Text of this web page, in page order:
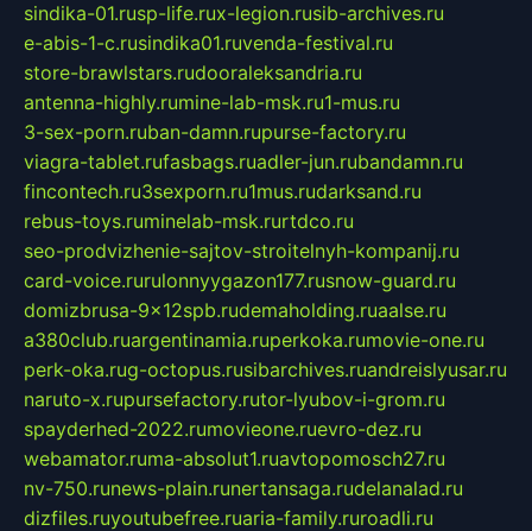
sindika-01.rusp-life.rux-legion.rusib-archives.ru
e-abis-1-c.rusindika01.ruvenda-festival.ru
store-brawlstars.rudooraleksandria.ru
antenna-highly.rumine-lab-msk.ru1-mus.ru
3-sex-porn.ruban-damn.rupurse-factory.ru
viagra-tablet.rufasbags.ruadler-jun.rubandamn.ru
fincontech.ru3sexporn.ru1mus.rudarksand.ru
rebus-toys.ruminelab-msk.rurtdco.ru
seo-prodvizhenie-sajtov-stroitelnyh-kompanij.ru
card-voice.rurulonnyygazon177.rusnow-guard.ru
domizbrusa-9x12spb.rudemaholding.ruaalse.ru
a380club.ruargentinamia.ruperkoka.rumovie-one.ru
perk-oka.rug-octopus.rusibarchives.ruandreislyusar.ru
naruto-x.rupursefactory.rutor-lyubov-i-grom.ru
spayderhed-2022.rumovieone.ruevro-dez.ru
webamator.ruma-absolut1.ruavtopomosch27.ru
nv-750.runews-plain.runertansaga.rudelanalad.ru
dizfiles.ruyoutubefree.ruaria-family.ruroadli.ru